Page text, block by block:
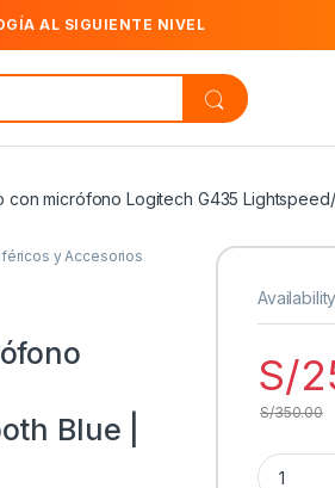
AL SIGUIENTE NIVEL
con micrófono Logitech G435
y Accesorios
Blue |
S/
S/350.00
Cantidad